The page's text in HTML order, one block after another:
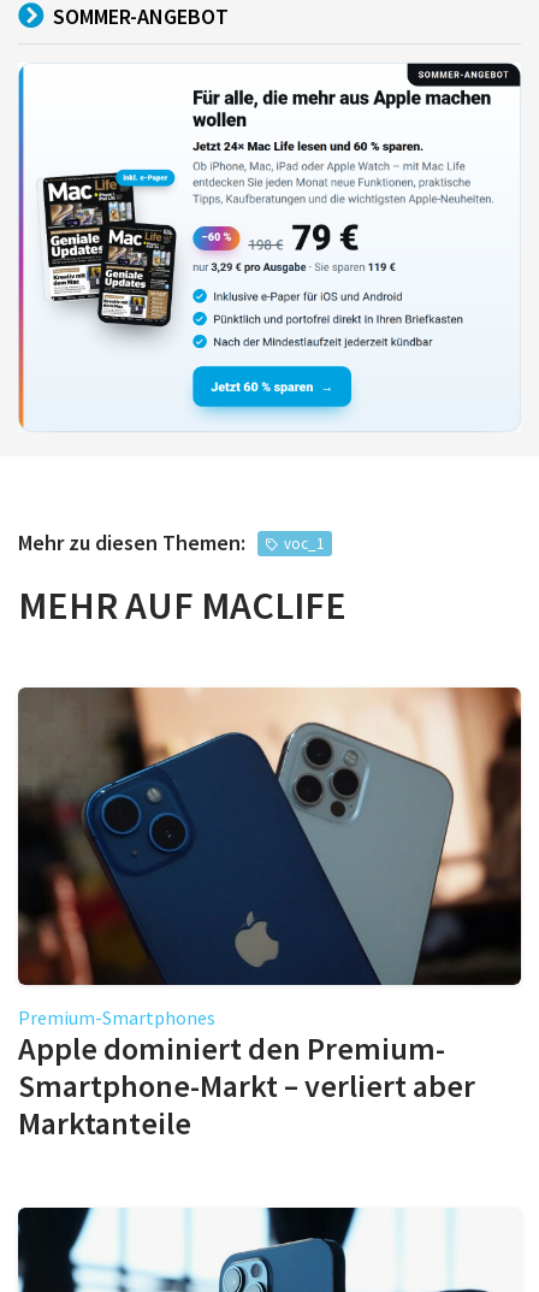
SOMMER-ANGEBOT
Mehr zu diesen Themen: voc_1
MEHR AUF MACLIFE
Premium-Smartphones
Apple dominiert den Premium-
Smartphone-Markt – verliert aber
Marktanteile